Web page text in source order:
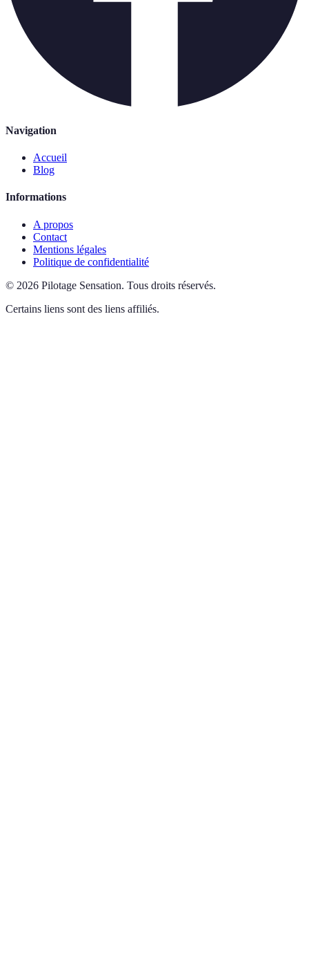
Navigation
Accueil
Blog
Informations
A propos
Contact
Mentions légales
Politique de confidentialité
© 2026 Pilotage Sensation. Tous droits réservés.
Certains liens sont des liens affiliés.